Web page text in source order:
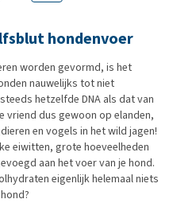
hondenvoer
worden gevormd, is het
nauwelijks tot niet
hetzelfde DNA als dat van
vriend dus gewoon op elanden,
en vogels in het wild jagen!
eiwitten, grote hoeveelheden
aan het voer van je hond.
eigenlijk helemaal niets